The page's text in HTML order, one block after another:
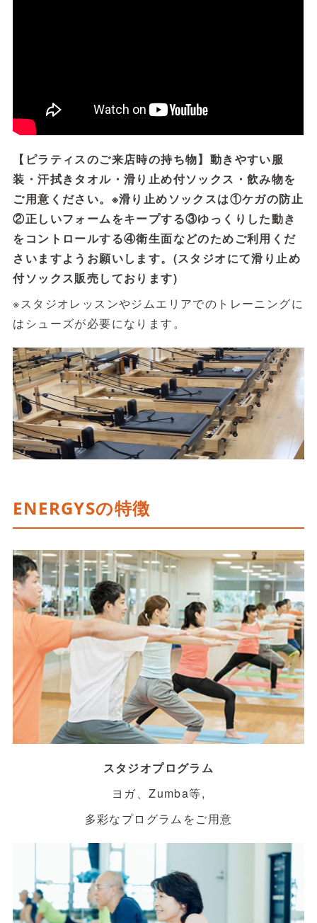
【ピラティスのご来店時の持ち物】動きやすい服
装・汗拭きタオル・滑り止め付ソックス・飲み物を
ご用意ください。※滑り止めソックスは①ケガの防止
②正しいフォームをキープする③ゆっくりした動き
をコントロールする④衛生面などのためご利用くだ
さいますようお願いします。(スタジオにて滑り止め
付ソックス販売しております)
※スタジオレッスンやジムエリアでのトレーニングに
はシューズが必要になります。
ENERGYSの特徴
スタジオプログラム
ヨガ、Zumba等,
多彩なプログラムをご用意